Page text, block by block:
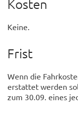
Kosten
Keine.
Frist
Wenn die
erstattet werden
zum 30.09. eines